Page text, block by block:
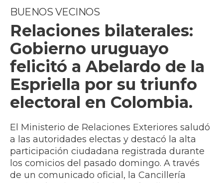
BUENOS VECINOS
Relaciones bilaterales:
Gobierno uruguayo
felicitó a Abelardo de la
Espriella por su triunfo
electoral en Colombia.
El Ministerio de Relaciones Exteriores saludó
a las autoridades electas y destacó la alta
participación ciudadana registrada durante
los comicios del pasado domingo. A través
de un comunicado oficial, la Cancillería